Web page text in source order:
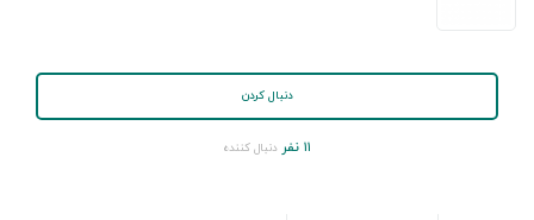
دنبال کردن
۱۱ نفر دنبال کننده